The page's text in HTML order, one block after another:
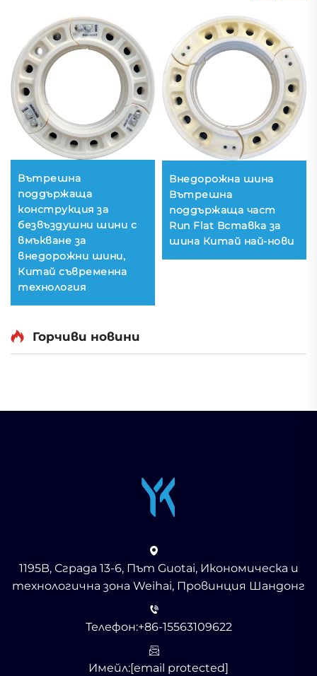
Вътрешна
поддържаща
конструкция за
безвъздушни шини с
вмъкване за
внедорожни шини,
Китай съвременна
технология
Внедорожна шина
Вътрешна
поддържаща част
Run Flat Вставка за
шина Китай най-нови
Горчиви новини
1195B, Сграда 13-6, Път Guotai, Икономическа и
технологична зона Weihai, Провинция Шандонг
Телефон:+86-15563109622
Имейл:[email protected]